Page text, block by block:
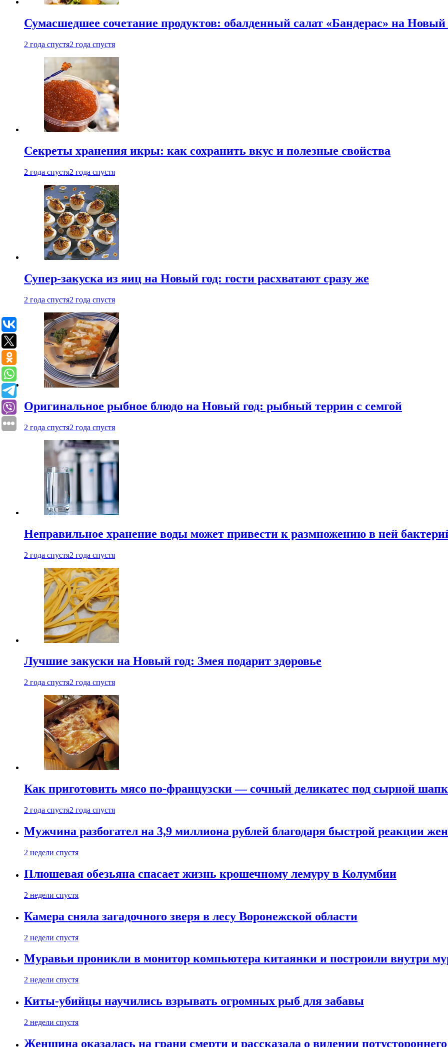
Сумасшедшее сочетание продуктов: обалденный салат «Бандерас» на Новый
2 года спустя2 года спустя
Секреты хранения икры: как сохранить вкус и полезные свойства
2 года спустя2 года спустя
Супер-закуска из яиц на Новый год: гости расхватают сразу же
2 года спустя2 года спустя
Оригинальное рыбное блюдо на Новый год: рыбный террин с семгой
2 года спустя2 года спустя
Неправильное хранение воды может привести к размножению в ней
2 года спустя2 года спустя
Лучшие закуски на Новый год: Змея подарит здоровье
2 года спустя2 года спустя
Как приготовить мясо по-французски — сочный деликатес под сырной
2 года спустя2 года спустя
Мужчина разбогател на 3,9 миллиона рублей благодаря быстрой реакции
2 недели спустя
Плюшевая обезьяна спасает жизнь крошечному лемуру в Колумбии
2 недели спустя
Камера сняла загадочного зверя в лесу Воронежской области
2 недели спустя
Муравьи проникли в монитор компьютера китаянки и построили внутри
2 недели спустя
Киты-убийцы научились взрывать огромных рыб для забавы
2 недели спустя
Женщина оказалась на грани смерти и рассказала о видении